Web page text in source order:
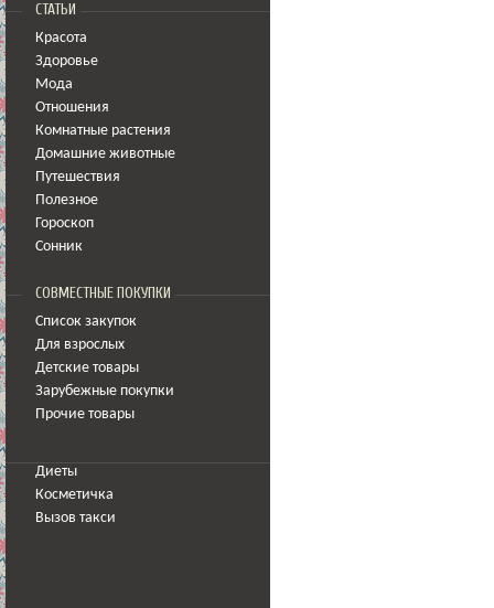
СТАТЬИ
Красота
Здоровье
Мода
Отношения
Комнатные растения
Домашние животные
Путешествия
Полезное
Гороскоп
Сонник
СОВМЕСТНЫЕ ПОКУПКИ
Список закупок
Для взрослых
Детские товары
Зарубежные покупки
Прочие товары
Диеты
Косметичка
Вызов такси